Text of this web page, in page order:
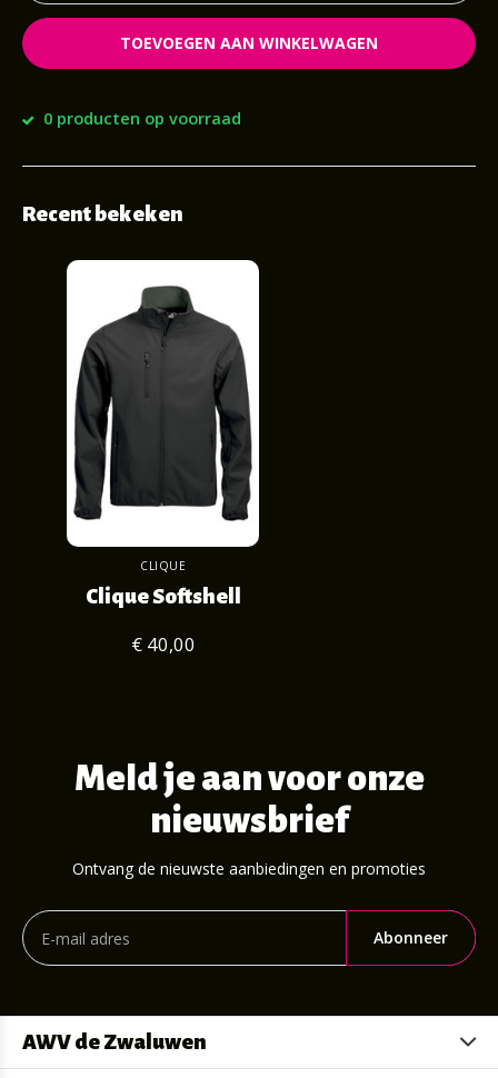
TOEVOEGEN AAN WINKELWAGEN
0 producten op voorraad
Recent bekeken
CLIQUE
Clique Softshell
€ 40,00
Meld je aan voor onze
nieuwsbrief
Ontvang de nieuwste aanbiedingen en promoties
Abonneer
AWV de Zwaluwen